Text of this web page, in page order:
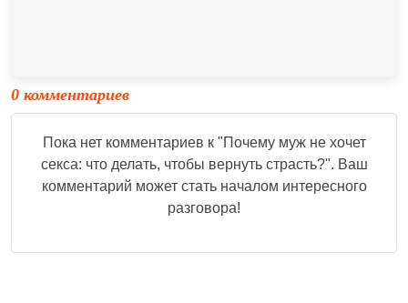
0 комментариев
Пока нет комментариев к "Почему муж не хочет
секса: что делать, чтобы вернуть страсть?". Ваш
комментарий может стать началом интересного
разговора!